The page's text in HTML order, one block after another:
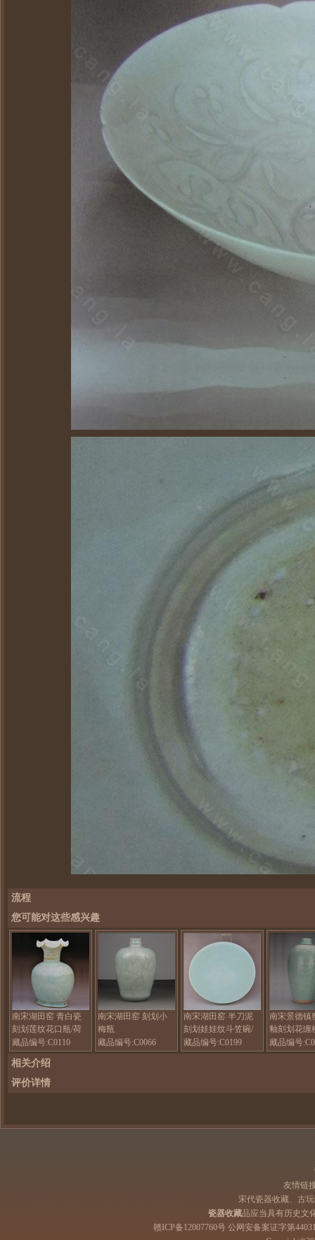
流程
您可能对这些感兴趣
南宋湖田窑 青白瓷
刻划莲纹花口瓶/荷
叶口瓶
藏品编号:C0110
南宋湖田窑 刻划小
梅瓶
藏品编号:C0066
南宋湖田窑 半刀泥
刻划娃娃纹斗笠碗/
盏
藏品编号:C0199
南宋景德镇
釉刻划花缠
梅瓶
藏品编号
相关介绍
评价详情
友情链
宋代瓷器收藏、古
瓷器收藏品应当具有历史文
赣ICP备12007760号 公网安备案证字第